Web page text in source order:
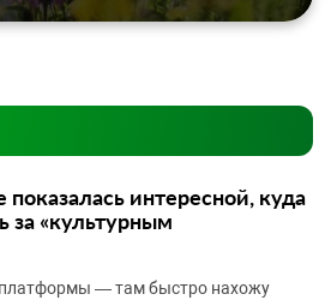
показалась интересной, куда
за «культурным
— там быстро нахожу